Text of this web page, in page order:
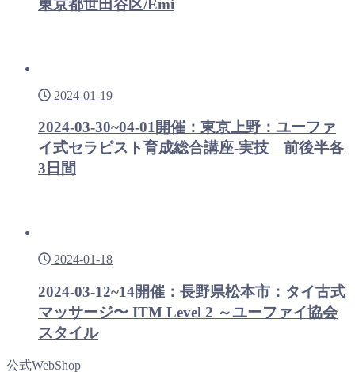
東京都世田谷区/Emi
2024-01-19
2024-03-30~04-01開催：東京上野：ユーファ
イ式セラピスト育成総合講座-実技 前後半各
3日間
2024-01-18
2024-03-12~14開催：長野県松本市：タイ古式
マッサージ〜 ITM Level 2 ～ユーファイ協会
スタイル
公式WebShop